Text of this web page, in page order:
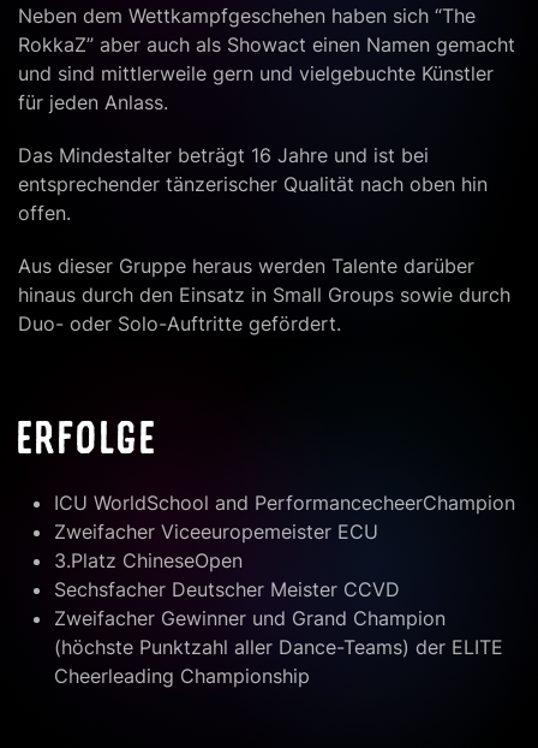
Neben dem Wettkampfgeschehen haben sich “The
RokkaZ” aber auch als Showact einen Namen gemacht
und sind mittlerweile gern und vielgebuchte Künstler
für jeden Anlass.
Das Mindestalter beträgt 16 Jahre und ist bei
entsprechender tänzerischer Qualität nach oben hin
offen.
Aus dieser Gruppe heraus werden Talente darüber
hinaus durch den Einsatz in Small Groups sowie durch
Duo- oder Solo-Auftritte gefördert.
ERFOLGE
ICU WorldSchool and PerformancecheerChampion
Zweifacher Viceeuropemeister ECU
3.Platz ChineseOpen
Sechsfacher Deutscher Meister CCVD
Zweifacher Gewinner und Grand Champion
(höchste Punktzahl aller Dance-Teams) der ELITE
Cheerleading Championship